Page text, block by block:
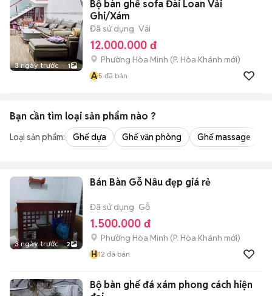
3 ngày trước 1
Bộ bàn ghế sofa Đài Loan Vải
Ghi/Xám
Đã sử dụng Vải
12.000.000 đ
Phường Hòa Minh (P. Hòa Khánh mới)
A5 đã bán
Bạn cần tìm loại sản phẩm nào ?
Loại sản phẩm: Ghế dựa Ghế văn phòng Ghế massage
3 ngày trước 2
Bán Bàn Gỗ Nâu đẹp giá rẻ
Đã sử dụng Gỗ
1.500.000 đ
Phường Hòa Minh (P. Hòa Khánh mới)
H12 đã bán
Bộ bàn ghế đá xám phong cách hiện